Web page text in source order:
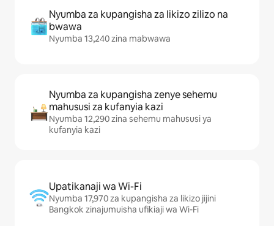
Nyumba za kupangisha za likizo zilizo na
bwawa
Nyumba 13,240 zina mabwawa
Nyumba za kupangisha zenye sehemu
mahususi za kufanyia kazi
Nyumba 12,290 zina sehemu mahususi ya
kufanyia kazi
Upatikanaji wa Wi-Fi
Nyumba 17,970 za kupangisha za likizo jijini
Bangkok zinajumuisha ufikiaji wa Wi-Fi